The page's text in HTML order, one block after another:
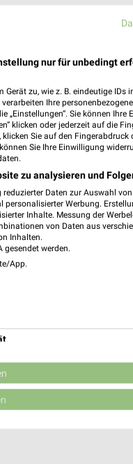
München
nur für unbedingt
zu, wie z. B. eindeutige IDs
Ihre
Sie können Ihre
klicken oder jederzeit auf die
Sie auf den Fingerabdruck
Sie Ihre Einwilligung
zu analysieren und
Daten zur Auswahl
Werbung.
Inhalte. Messung der
von Daten aus
Inhalten.
gesendet werden.
App.